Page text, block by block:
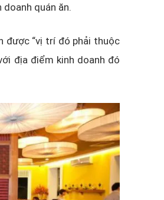
quán ăn.
được “vị trí đó phải thuộc
địa điểm kinh doanh đó